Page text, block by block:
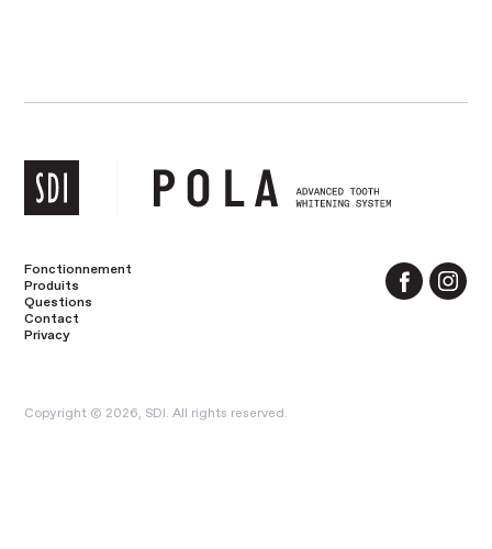
Fonctionnement
Produits
Questions
Contact
Privacy
Copyright © 2026, SDI. All rights reserved.